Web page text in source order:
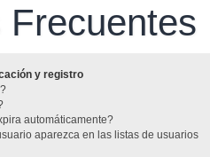
Frecuentes
y registro
automáticamente?
aparezca en las listas de usuarios